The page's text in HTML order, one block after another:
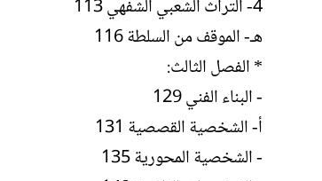
4- التراث الشعبي الشفهي 113
هـ- الموقف من السلطة 116
* الفصل الثالث:
- البناء الفني 129
أ- الشخصية القصصية 131
- الشخصية المحورية 135